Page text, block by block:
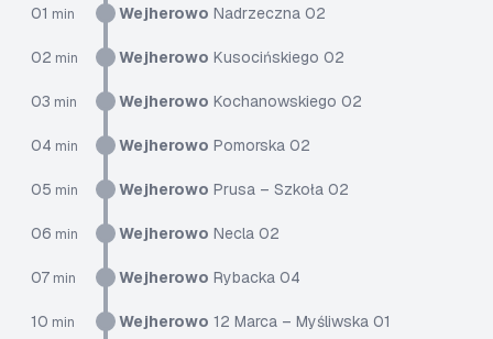
01 min Wejherowo Nadrzeczna 02
02 min Wejherowo Kusocińskiego 02
03 min Wejherowo Kochanowskiego 02
04 min Wejherowo Pomorska 02
05 min Wejherowo Prusa – Szkoła 02
06 min Wejherowo Necla 02
07 min Wejherowo Rybacka 04
10 min Wejherowo 12 Marca – Myśliwska 01